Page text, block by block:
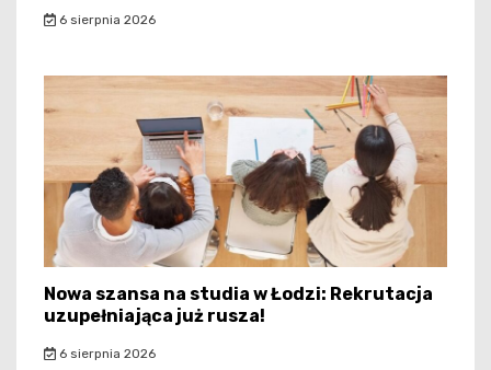
6 sierpnia 2026
Nowa szansa na studia w Łodzi: Rekrutacja
uzupełniająca już rusza!
6 sierpnia 2026